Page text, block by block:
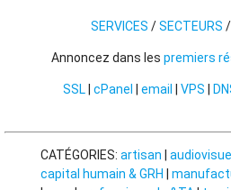
SERVICES /SECTEURS /
Annoncez dans les premiers
SSL| cPanel email VPS
CATÉGORIES: artisan audiovisuel
capital humain & GRH